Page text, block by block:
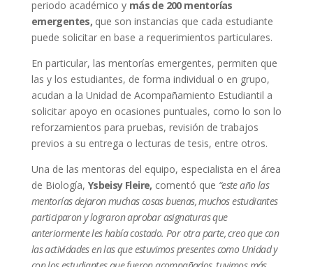
periodo académico y más de 200 mentorías
emergentes, que son instancias que cada estudiante
puede solicitar en base a requerimientos particulares.
En particular, las mentorías emergentes, permiten que
las y los estudiantes, de forma individual o en grupo,
acudan a la Unidad de Acompañamiento Estudiantil a
solicitar apoyo en ocasiones puntuales, como lo son lo
reforzamientos para pruebas, revisión de trabajos
previos a su entrega o lecturas de tesis, entre otros.
Una de las mentoras del equipo, especialista en el área
de Biología, Ysbeisy Fleire, comentó que “este año las
mentorías dejaron muchas cosas buenas, muchos estudiantes
participaron y lograron aprobar asignaturas que
anteriormente les había costado. Por otra parte, creo que con
las actividades en las que estuvimos presentes como Unidad y